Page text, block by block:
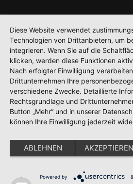
Diese Website verwendet
Technologien von Drittanbietern, um
integrieren. Wenn Sie auf die
klicken, werden diese Funktionen
Nach erfolgter Einwilligung
Drittunternehmen Ihre
verschiedene Zwecke. Detaillierte
Rechtsgrundlage und
Button „Mehr“ und in unserer
können Ihre Einwilligung jederzeit
ABLEHNEN AKZEPTIEREN
Powered by &